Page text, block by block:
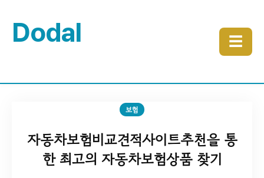
Dodal ☰
보험
자동차보험비교견적사이트추천을 통
한 최고의 자동차보험상품 찾기